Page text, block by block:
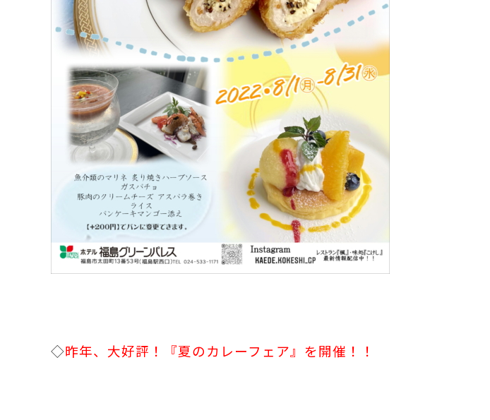
◇昨年、大好評！『夏のカレーフェア』を開催！！